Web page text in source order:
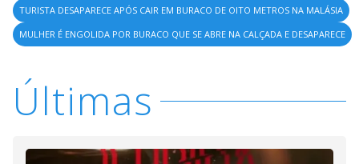
TURISTA DESAPARECE APÓS CAIR EM BURACO DE OITO METROS NA MALÁSIA
MULHER É ENGOLIDA POR BURACO QUE SE ABRE NA CALÇADA E DESAPARECE
Últimas